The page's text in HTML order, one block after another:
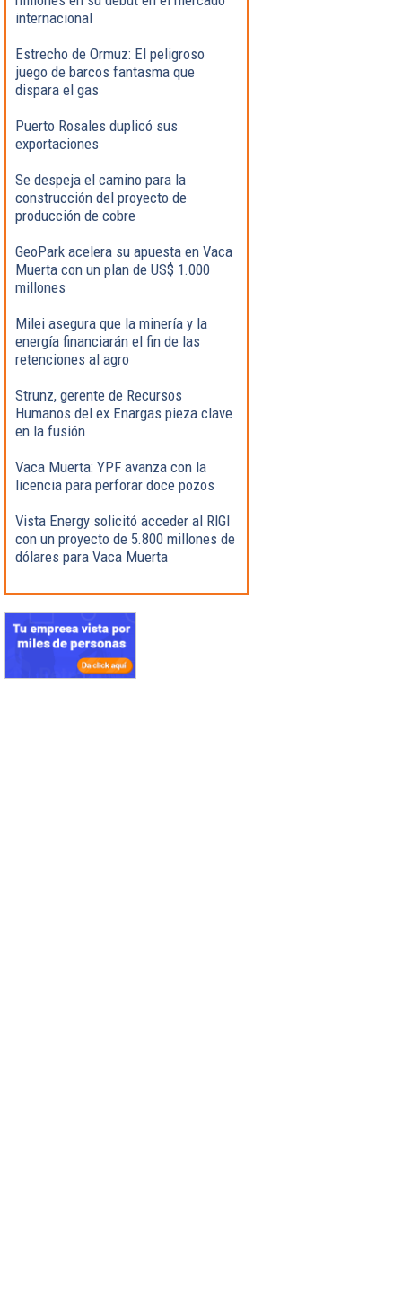
internacional
Estrecho de Ormuz: El peligroso
juego de barcos fantasma que
dispara el gas
Puerto Rosales duplicó sus
exportaciones
Se despeja el camino para la
construcción del proyecto de
producción de cobre
GeoPark acelera su apuesta en Vaca
Muerta con un plan de US$ 1.000
millones
Milei asegura que la minería y la
energía financiarán el fin de las
retenciones al agro
Strunz, gerente de Recursos
Humanos del ex Enargas pieza clave
en la fusión
Vaca Muerta: YPF avanza con la
licencia para perforar doce pozos
Vista Energy solicitó acceder al RIGI
con un proyecto de 5.800 millones de
dólares para Vaca Muerta